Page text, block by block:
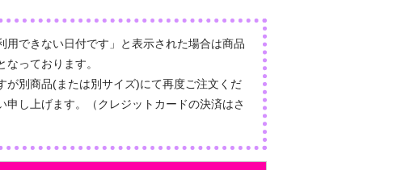
用できない日付です」と表示された場合は商品
っております。
が別商品(または別サイズ)にて再度ご注文くだ
申し上げます。（クレジットカードの決済はさ